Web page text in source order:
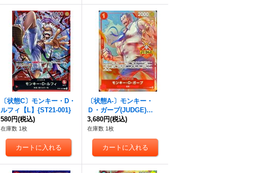
〔状態C〕モンキー・D・
ルフィ【L】{ST21-001}
580円(税込)
在庫数 1枚
〔状態A-〕モンキー・
Ｄ・ガープ(JUDGE)
【R】{OP13-016}
3,680円(税込)
在庫数 1枚